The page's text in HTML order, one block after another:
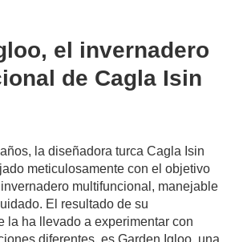
el invernadero
de Cagla Isin
la diseñadora turca Cagla Isin
meticulosamente con el objetivo
multifuncional, manejable
El resultado de su
la ha llevado a experimentar con